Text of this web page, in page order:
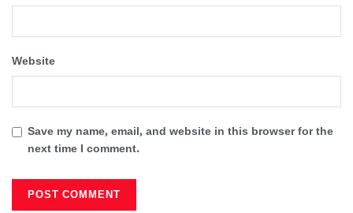
Website
Save my name, email, and website in this browser for the
next time I comment.